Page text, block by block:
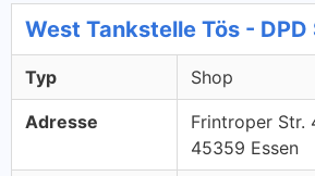
West Tankstelle Tös - DPD
Typ Shop
Adresse
Frintroper Str.
45359 Essen